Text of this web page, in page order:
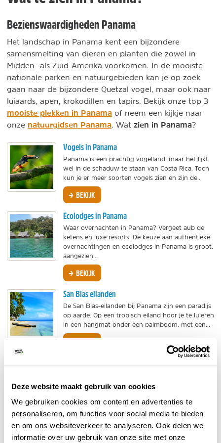
Deze website maakt gebruik van cookies
We gebruiken cookies om content en advertenties te
personaliseren, om functies voor social media te bieden
en om ons websiteverkeer te analyseren. Ook delen we
informatie over uw gebruik van onze site met onze
Bezienswaardigheden Panama
Het landschap in Panama kent een bijzondere
samensmelting van dieren en planten die zowel in
Midden- als Zuid-Amerika voorkomen. In de mooiste
nationale parken en natuurgebieden kan je op zoek
gaan naar de bijzondere Quetzal vogel, maar ook naar
luiaards, apen, krokodillen en tapirs. Bekijk onze top 3
mooiste plekken in Panama of neem een kijkje naar
onze natuurgidsen Panama . Wat zien in Panama?
Vogels in Panama
Panama is een prachtig vogelland, maar het lijkt
wel in de schaduw te staan van Costa Rica. Toch
kun je er meer soorten vogels zien en zijn de...
BEKIJK
Ecolodges in Panama
Waar overnachten in Panama? Vergeet aub de
ketens en luxe resorts. De keuze aan authentieke
overnachtingen en ecolodges in Panama is groot,
aangezien...
BEKIJK
San Blas eilanden
De San Blas-eilanden bij Panama zijn een paradijs
op aarde. Op een tropisch eiland hoor je te luieren
in een hangmat onder een palmboom, met een...
spotten in het wild. Deze grappige jungle
knuffelbaar uit en ze...